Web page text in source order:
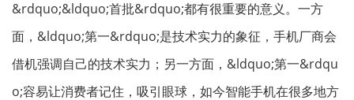
&rdquo;&ldquo;首批&rdquo;都有很重要的意义。一方
面，&ldquo;第一&rdquo;是技术实力的象征，手机厂商会
借机强调自己的技术实力；另一方面，&ldquo;第一&rdqu
o;容易让消费者记住，吸引眼球，如今智能手机在很多地方